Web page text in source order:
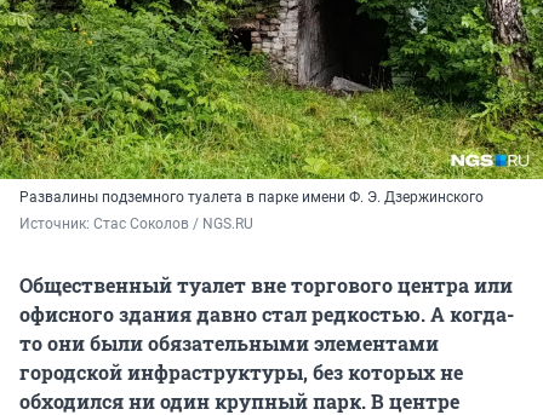
Развалины подземного туалета в парке имени Ф. Э. Дзержинского
Источник: Стас Соколов / NGS.RU
Общественный туалет вне торгового центра или
офисного здания давно стал редкостью. А когда-
то они были обязательными элементами
городской инфраструктуры, без которых не
обходился ни один крупный парк. В центре